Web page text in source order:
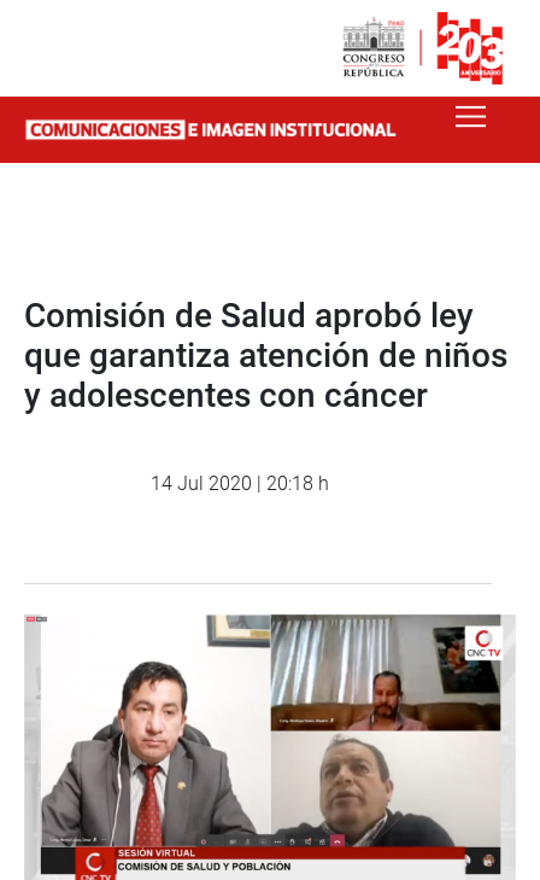
Comisión de Salud aprobó ley
que garantiza atención de niños
y adolescentes con cáncer
14 Jul 2020 | 20:18 h